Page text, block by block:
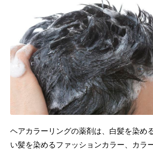
ヘアカラーリングの薬剤は、白髪を染め
い髪を染めるファッションカラー、カラ